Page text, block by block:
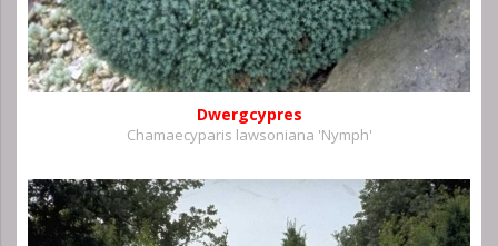
Dwergcypres
Chamaecyparis lawsoniana 'Nymph'